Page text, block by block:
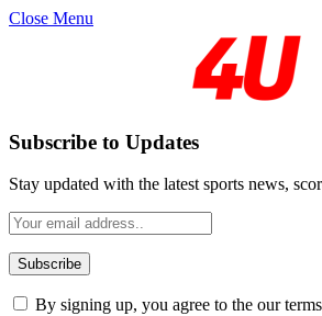
Close Menu
Subscribe to Updates
Stay updated with the latest sports news,
By signing up, you agree to the our